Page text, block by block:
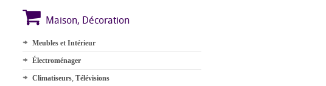
Maison, Décoration
Meubles et Intérieur
Électroménager
Climatiseurs, Télévisions